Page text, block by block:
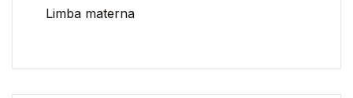
Limba materna